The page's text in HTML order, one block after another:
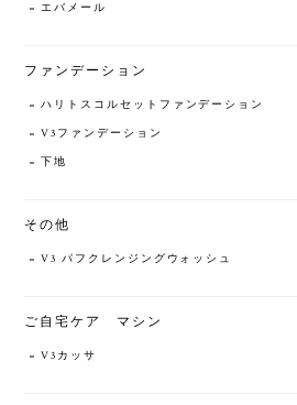
エバメール
ファンデーション
ハリトスコルセットファンデーション
V3ファンデーション
下地
その他
V3 パフクレンジングウォッシュ
ご自宅ケア マシン
V3カッサ